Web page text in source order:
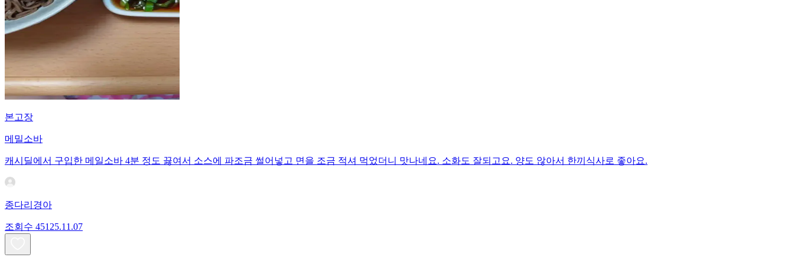
본고장
메밀소바
캐시딜에서 구입한 메일소바 4분 정도 끓여서 소스에 파조금 썰어넣고 면을 조금 적셔 먹었더니 맛나네요. 소화도 잘되고요. 양도 않아서 한끼식사로 좋아요.
종다리경아
조회수 451 25.11.07